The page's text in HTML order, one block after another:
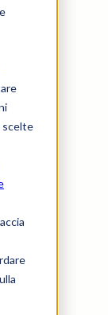
scelte